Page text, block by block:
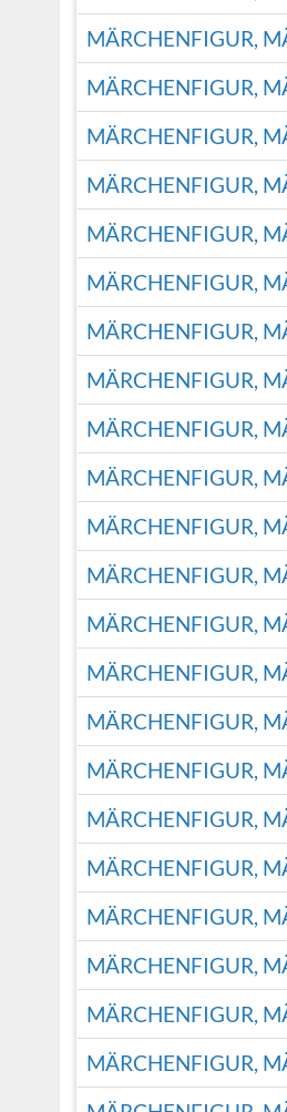
MÄRCHENFIGUR,
MÄRCHENFIGUR,
MÄRCHENFIGUR,
MÄRCHENFIGUR,
MÄRCHENFIGUR,
MÄRCHENFIGUR,
MÄRCHENFIGUR,
MÄRCHENFIGUR,
MÄRCHENFIGUR,
MÄRCHENFIGUR,
MÄRCHENFIGUR,
MÄRCHENFIGUR,
MÄRCHENFIGUR,
MÄRCHENFIGUR,
MÄRCHENFIGUR,
MÄRCHENFIGUR,
MÄRCHENFIGUR,
MÄRCHENFIGUR,
MÄRCHENFIGUR,
MÄRCHENFIGUR,
MÄRCHENFIGUR,
MÄRCHENFIGUR,